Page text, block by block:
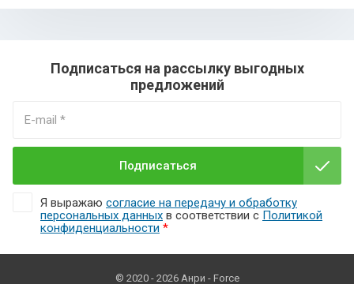
Подписаться на рассылку выгодных
предложений
Я выражаю согласие на передачу и обработку
персональных данных в соответствии с Политикой
конфиденциальности *
Подписаться
© 2020 - 2026 Анри - Force